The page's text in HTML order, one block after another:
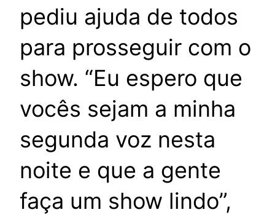
pediu ajuda de todos
para prosseguir com o
show. “Eu espero que
vocês sejam a minha
segunda voz nesta
noite e que a gente
faça um show lindo”,